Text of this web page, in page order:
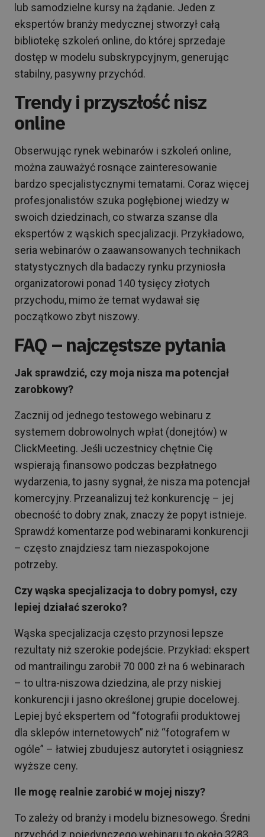
lub samodzielne kursy na żądanie. Jeden z
ekspertów branży medycznej stworzył całą
bibliotekę szkoleń online, do której sprzedaje
dostęp w modelu subskrypcyjnym, generując
stabilny, pasywny przychód.
Trendy i przyszłość nisz
online
Obserwując rynek webinarów i szkoleń online,
można zauważyć rosnące zainteresowanie
bardzo specjalistycznymi tematami. Coraz więcej
profesjonalistów szuka pogłębionej wiedzy w
swoich dziedzinach, co stwarza szanse dla
ekspertów z wąskich specjalizacji. Przykładowo,
seria webinarów o zaawansowanych technikach
statystycznych dla badaczy rynku przyniosła
organizatorowi ponad 140 tysięcy złotych
przychodu, mimo że temat wydawał się
początkowo zbyt niszowy.
FAQ – najczęstsze pytania
Jak sprawdzić, czy moja nisza ma potencjał
zarobkowy?
Zacznij od jednego testowego webinaru z
systemem dobrowolnych wpłat (donejtów) w
ClickMeeting. Jeśli uczestnicy chętnie Cię
wspierają finansowo podczas bezpłatnego
wydarzenia, to jasny sygnał, że nisza ma potencjał
komercyjny. Przeanalizuj też konkurencję – jej
obecność to dobry znak, znaczy że popyt istnieje.
Sprawdź komentarze pod webinarami konkurencji
– często znajdziesz tam niezaspokojone
potrzeby.
Czy wąska specjalizacja to dobry pomysł, czy
lepiej działać szeroko?
Wąska specjalizacja często przynosi lepsze
rezultaty niż szerokie podejście. Przykład: ekspert
od mantrailingu zarobił 70 000 zł na 6 webinarach
– to ultra-niszowa dziedzina, ale przy niskiej
konkurencji i jasno określonej grupie docelowej.
Lepiej być ekspertem od “fotografii produktowej
dla sklepów internetowych” niż “fotografem w
ogóle” – łatwiej zbudujesz autorytet i osiągniesz
wyższe ceny.
Ile mogę realnie zarobić w mojej niszy?
To zależy od branży i modelu biznesowego. Średni
przychód z pojedynczego webinaru to około 3283